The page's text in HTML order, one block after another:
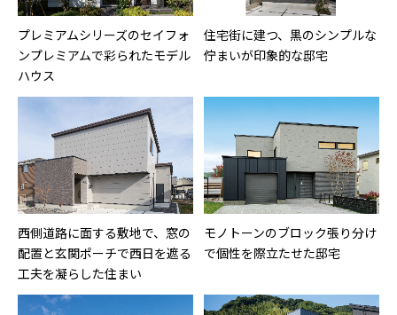
プレミアムシリーズのセイフォ
ンプレミアムで彩られたモデル
ハウス
住宅街に建つ、黒のシンプルな
佇まいが印象的な邸宅
西側道路に面する敷地で、窓の
配置と玄関ポーチで西日を遮る
工夫を凝らした住まい
モノトーンのブロック張り分け
で個性を際立たせた邸宅